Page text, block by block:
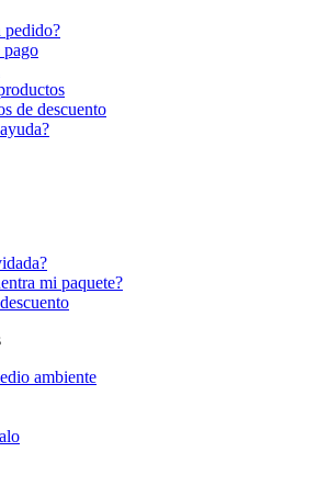
pedido?
pago
de descuento
mi paquete?
ambiente